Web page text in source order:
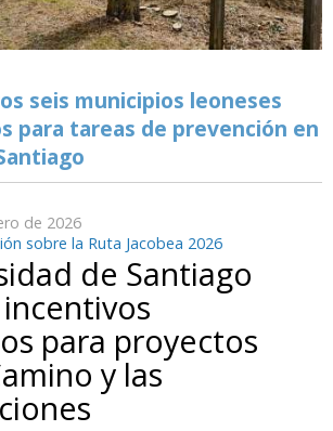
seis municipios leoneses
para tareas de prevención en
de 2026
sobre la Ruta Jacobea 2026
de Santiago
para proyectos
y las